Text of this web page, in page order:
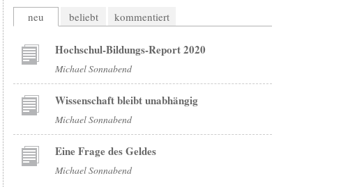
neu beliebt kommentiert
Hochschul-Bildungs-Report 2020
Michael Sonnabend
Wissenschaft bleibt unabhängig
Michael Sonnabend
Eine Frage des Geldes
Michael Sonnabend